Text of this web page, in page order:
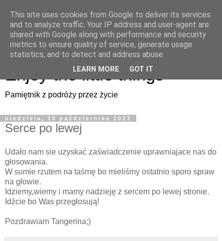
Enjoy the little things
Pamiętnik z podróży przez życie
Enjoy the little things
Pamiętnik z podróży przez życie
niedziela, 15 października 2023
Serce po lewej
Udało nam sie uzyskać zaświadczenie uprawniajace nas do
głosowania.
W sumie rzutem na taśmę bo mieliśmy ostatnio sporo spraw
na głowie.
Idziemy,wiemy i mamy nadzieję z sercem po lewej stronie.
Idźcie bo Was przegłosują!
Pozdrawiam Tangerina;)
This site uses cookies from Google to deliver its services
and to analyze traffic. Your IP address and user-agent are
shared with Google along with performance and security
metrics to ensure quality of service, generate usage
statistics, and to detect and address abuse.
LEARN MORE GOT IT